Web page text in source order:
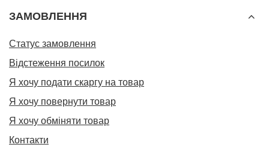
ЗАМОВЛЕННЯ
Статус замовлення
Відстеження посилок
Я хочу подати скаргу на товар
Я хочу повернути товар
Я хочу обміняти товар
Контакти